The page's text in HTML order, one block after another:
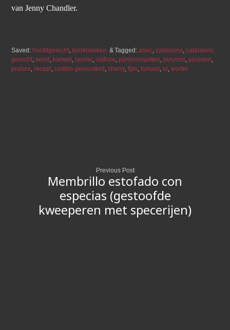
van Jenny Chandler.
Saved: hoofdgerecht ,kookboeken Tagged:anec ,catalaans ,catalaans
gerecht ,eend ,kaneel ,laurier,olijfolie ,pijnboompitten ,pinyons ,pruimen
prunes ,recept ,rostitm geroosterd ,sherry,tijm ,tomaat ,ui ,wortel
Previous Post
Membrillo estofado con
especias (gestoofde
kweeperen met specerijen)